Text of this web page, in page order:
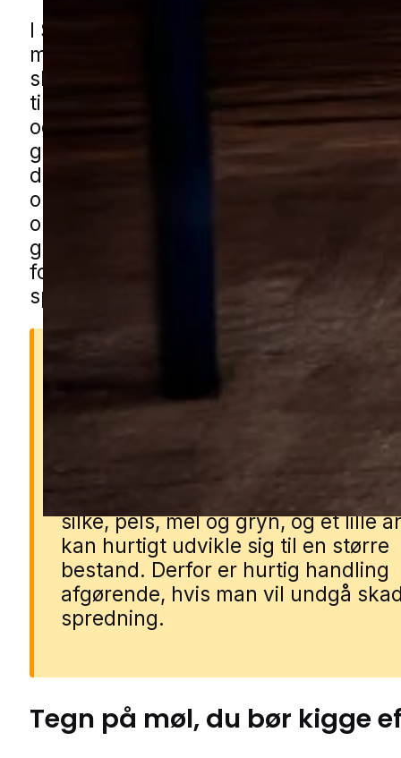
I Slagelse ses udfordringen typisk i
med blandede opbevaringsforhold,
skabe, skure, garager og udhuse
ting, der ikke bliver gennemgået så
og kompakt bebyggelse i midtbyen,
gårdmiljøer og affaldsarealer bag
detailbutikker kan også skabe
orden og opbevaring kræver ekstra
opmærksomhed. Du kan få mølhjælp i
gennem vores lokale partnere. Udfyld
formularen, så forbinder vi dig med
specialist.
Hvorfor er møl et
Møl kan hurtigt ødelægge tøj,
fødevarer, før man opdager
Larverne lever af materialer som
silke, pels, mel og gryn, og et lille
kan hurtigt udvikle sig til en større
bestand. Derfor er hurtig handling
afgørende, hvis man vil undgå
spredning.
Tegn på møl, du bør kigge